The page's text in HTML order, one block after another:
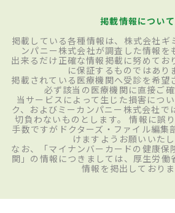
掲載情報について
掲載している各種情報は、株式会社ギ
ンパニー株式会社が調査した情報を
出来るだけ正確な情報掲載に努めてお
に保証するものではあり
掲載されている医療機関へ受診を希望
必ず該当の医療機関に直接ご確
当サービスによって生じた損害につ
ク、およびミーカンパニー株式会社で
切負わないものとします。 情報に誤
手数ですがドクターズ・ファイル編集
けますようお願いいたし
なお、「マイナンバーカードの健康保
関」の情報につきましては、厚生労働
情報を掲出しておりま